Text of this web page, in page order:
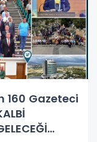
160 Gazeteci